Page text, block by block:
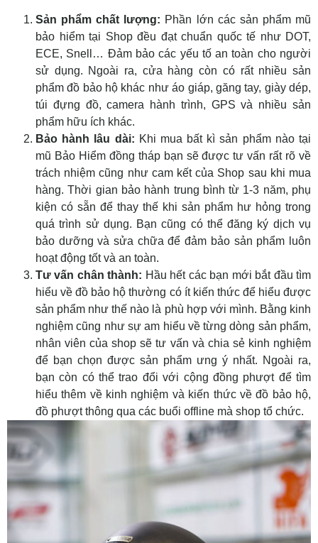
Sản phẩm chất lượng: Phần lớn các sản phẩm mũ
bảo hiểm tại Shop đều đạt chuẩn quốc tế như DOT,
ECE, Snell… Đảm bảo các yếu tố an toàn cho người
sử dụng. Ngoài ra, cửa hàng còn có rất nhiều sản
phẩm đồ bảo hộ khác như áo giáp, găng tay, giày dép,
túi đựng đồ, camera hành trình, GPS và nhiều sản
phẩm hữu ích khác.
Bảo hành lâu dài: Khi mua bất kì sản phẩm nào tại
mũ Bảo Hiểm đồng tháp bạn sẽ được tư vấn rất rõ về
trách nhiệm cũng như cam kết của Shop sau khi mua
hàng. Thời gian bảo hành trung bình từ 1-3 năm, phụ
kiện có sẵn để thay thế khi sản phẩm hư hỏng trong
quá trình sử dụng. Bạn cũng có thể đăng ký dịch vụ
bảo dưỡng và sửa chữa để đảm bảo sản phẩm luôn
hoạt động tốt và an toàn.
Tư vấn chân thành: Hầu hết các bạn mới bắt đầu tìm
hiểu về đồ bảo hộ thường có ít kiến thức để hiểu được
sản phẩm như thế nào là phù hợp với mình. Bằng kinh
nghiệm cũng như sự am hiểu về từng dòng sản phẩm,
nhân viên của shop sẽ tư vấn và chia sẻ kinh nghiệm
để bạn chọn được sản phẩm ưng ý nhất. Ngoài ra,
bạn còn có thể trao đổi với cộng đồng phượt để tìm
hiểu thêm về kinh nghiệm và kiến thức về đồ bảo hộ,
đồ phượt thông qua các buổi offline mà shop tổ chức.